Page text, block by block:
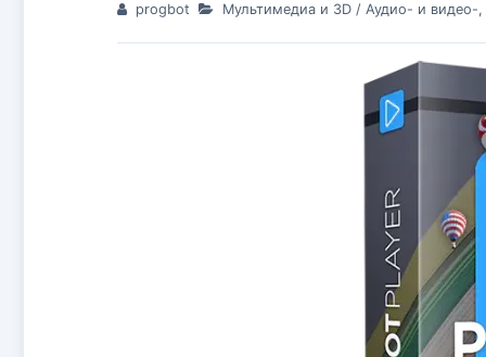
progbot Мультимедиа и 3D/ Аудио- и видео-,